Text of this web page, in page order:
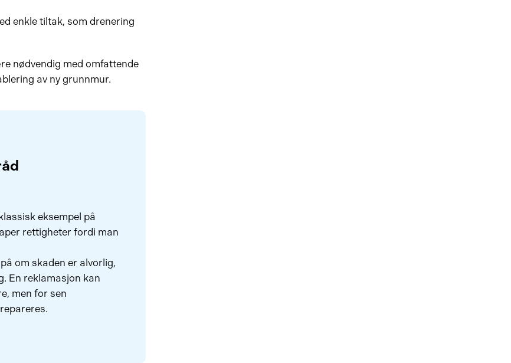
enkle tiltak, som drenering
nødvendig med omfattende
av ny grunnmur.
eksempel på
rettigheter fordi man
om skaden er alvorlig,
En reklamasjon kan
men for sen